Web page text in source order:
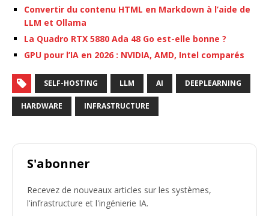
Convertir du contenu HTML en Markdown à l’aide de
LLM et Ollama
La Quadro RTX 5880 Ada 48 Go est-elle bonne ?
GPU pour l’IA en 2026 : NVIDIA, AMD, Intel comparés
SELF-HOSTING LLM AI DEEPLEARNING
HARDWARE INFRASTRUCTURE
S'abonner
Recevez de nouveaux articles sur les systèmes,
l'infrastructure et l'ingénierie IA.